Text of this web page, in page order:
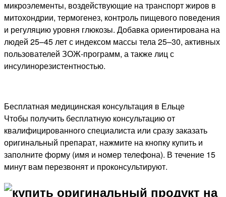
микроэлементы, воздействующие на транспорт жиров в
митохондрии, термогенез, контроль пищевого поведения
и регуляцию уровня глюкозы. Добавка ориентирована на
людей 25–45 лет с индексом массы тела 25–30, активных
пользователей ЗОЖ-программ, а также лиц с
инсулинорезистентностью.
Бесплатная медицинская консультация в Ельце
Чтобы получить бесплатную консультацию от
квалифицированного специалиста или сразу заказать
оригинальный препарат, нажмите на кнопку купить и
заполните форму (имя и номер телефона). В течение 15
минут вам перезвонят и проконсультируют.